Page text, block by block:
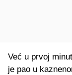
Već u prvoj
je pao u